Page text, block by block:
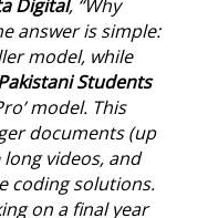
Digital, “Why
answer is simple:
model, while
Students
model. This
documents (up
videos, and
coding solutions.
on a final year